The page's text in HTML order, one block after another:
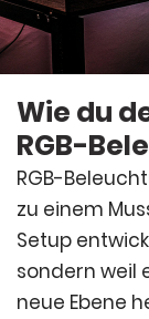
Wie du
RGB-
RGB-
zu einem
Setup
sondern weil
neue Ebene